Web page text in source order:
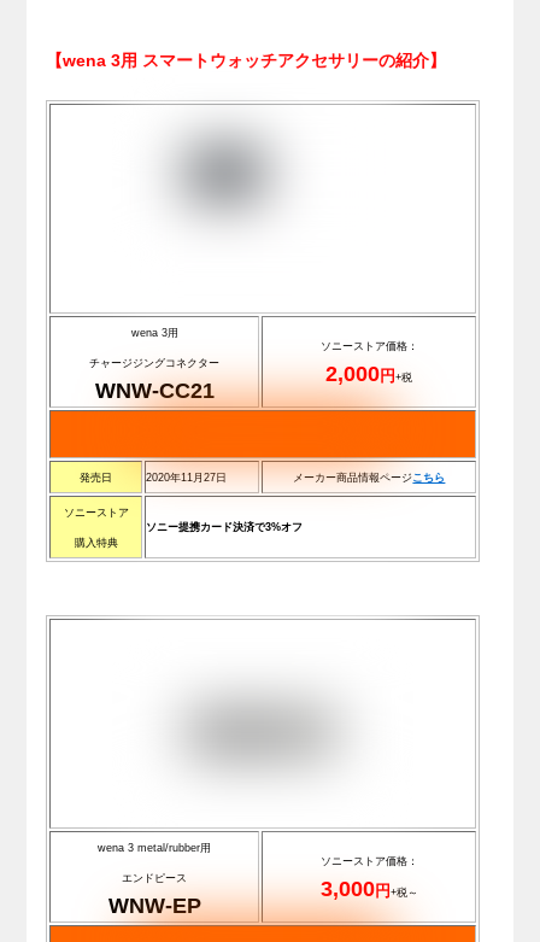
【wena 3用 スマートウォッチアクセサリーの紹介】
wena 3用
チャージジングコネクター
WNW-CC21
ソニーストア価格：
2,000円+税
発売日 2020年11月27日 メーカー商品情報ページこちら
ソニーストア
購入特典
ソニー提携カード決済で3%オフ
wena 3 metal/rubber用
エンドピース
WNW-EP
ソニーストア価格：
3,000円 +税～